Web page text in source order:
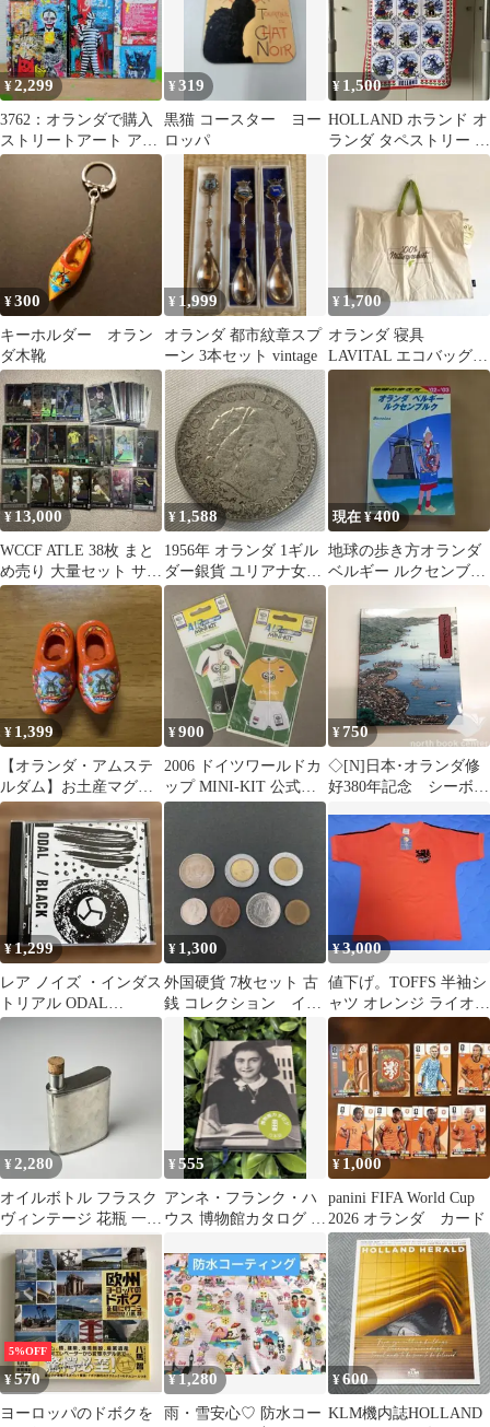
¥2,299
3762：オランダで購入
ストリートアート アー
トボード グラフィティ
¥319
黒猫 コースター ヨー
ロッパ
¥ 1,500
HOLLAND ホランド オ
ランダ タペストリー ネ
ザーランド 風車
¥300
キーホルダー オラン
ダ木靴
¥ 1,999
オランダ 都市紋章スプ
ーン 3本セット vintage
¥ 1,700
オランダ 寝具
LAVITAL エコバッグ
大容量 トートバッグ ユ
ーロ古着
¥13,000
WCCF ATLE 38枚 まと
め売り 大量セット サッ
カー カード
¥1,588
1956年 オランダ 1ギル
ダー銀貨 ユリアナ女王
シルバー720 欧州古銭
銀
現在 ¥400
地球の歩き方オランダ
ベルギー ルクセンブル
ク
¥ 1,399
【オランダ・アムステ
ルダム】お土産マグネ
ット 靴
¥900
2006 ドイツワールドカ
ップ MINI-KIT 公式グ
ッズ
¥ 750
◇[N]日本･オランダ修
好380年記念 シーボル
¥1,299
レア ノイズ ・インダス
トリアル ODAL
BLACK
¥ 1,300
外国硬貨 7枚セット 古
銭 コレクション イン
ドは記念硬貨
¥3,000
値下げ。TOFFS 半袖シ
ャツ オレンジ ライオン
ロゴ
¥2,280
オイルボトル フラスク
ヴィンテージ 花瓶 一輪
挿し フラワーベース 北
欧
¥555
アンネ・フランク・ハ
ウス 博物館カタログ 日
¥ 1,000
panini FIFA World Cup
2026 オランダ カード
5%OFF
¥570
ヨーロッパのドボクを
¥1,280
雨・雪安心♡ 防水コー
¥600
KLM機内誌HOLLAND